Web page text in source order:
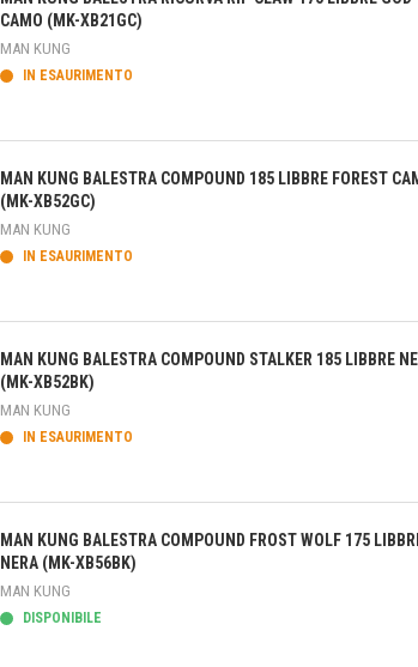
CAMO (MK-XB21GC)
MAN KUNG
IN ESAURIMENTO
MAN KUNG BALESTRA COMPOUND 185 LIBBRE FOREST
(MK-XB52GC)
MAN KUNG
IN ESAURIMENTO
MAN KUNG BALESTRA COMPOUND STALKER 185 LIBBRE
(MK-XB52BK)
MAN KUNG
IN ESAURIMENTO
MAN KUNG BALESTRA COMPOUND FROST WOLF 175
NERA (MK-XB56BK)
MAN KUNG
DISPONIBILE